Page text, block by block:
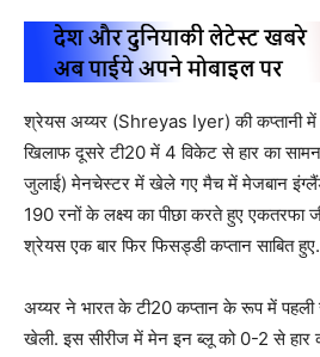
श्रेयस अय्यर (Shreyas Iyer) की कप्तानी में
खिलाफ दूसरे टी20 में 4 विकेट से हार का
जुलाई) मेनचेस्टर में खेले गए मैच में मेजबान
190 रनों के लक्ष्य का पीछा करते हुए एकतरफा
श्रेयस एक बार फिर फिसड्डी कप्तान साबित हुए.
अय्यर ने भारत के टी20 कप्तान के रूप में
खेली. इस सीरीज में मेन इन ब्लू को 0-2 से हार